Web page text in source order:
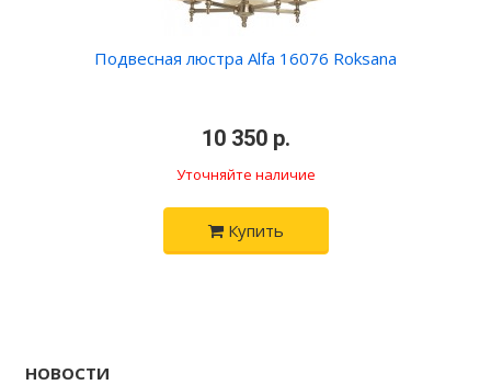
Подвесная люстра Alfa 16076 Roksana
10 350 р.
Уточняйте наличие
Купить
НОВОСТИ